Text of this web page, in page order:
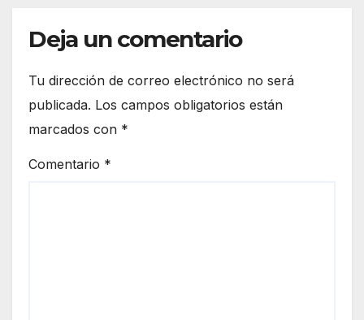
Deja un comentario
Tu dirección de correo electrónico no será
publicada. Los campos obligatorios están
marcados con *
Comentario *